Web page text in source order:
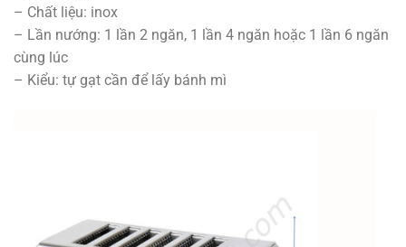
– Chất liệu: inox
– Lần nướng: 1 lần 2 ngăn, 1 lần 4 ngăn hoặc 1 lần 6 ngăn
cùng lúc
– Kiểu: tự gạt cần để lấy bánh mì